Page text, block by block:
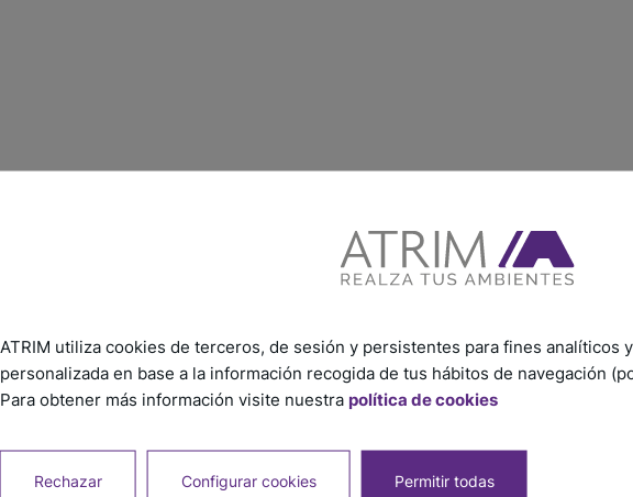
ATRIM utiliza cookies de terceros, de sesión y persistentes para fines analíticos
personalizada en base a la información recogida de tus hábitos de navegación
Para obtener más información visite nuestra política de cookies
Rechazar Configurar cookies Permitir todas